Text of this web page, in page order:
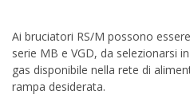
Ai bruciatori RS/M possono
serie MB e VGD, da selezionarsi
gas disponibile nella rete di
rampa desiderata.